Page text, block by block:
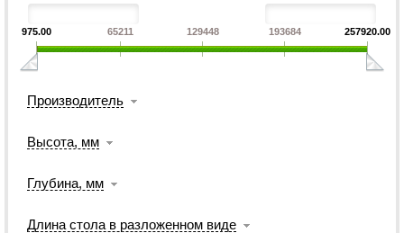
975.00 65211 129448 193684 257920.00
Производитель
Высота, мм
Глубина, мм
Длина стола в разложенном виде